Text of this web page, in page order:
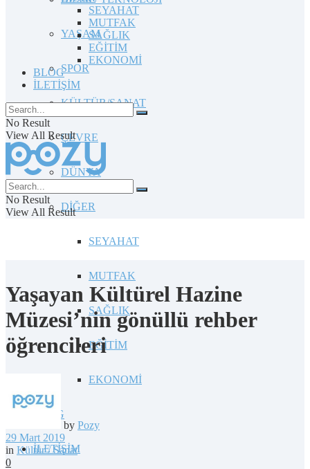
YAŞAM
SPOR
KÜLTÜR/SANAT
ÇEVRE
DÜNYA
DİĞER
SEYAHAT
MUTFAK
SAĞLIK
EĞİTİM
EKONOMİ
BLOG
İLETİŞİM
SEYAHAT
MUTFAK
SAĞLIK
EĞİTİM
EKONOMİ
BLOG
İLETİŞİM
No Result
View All Result
No Result
View All Result
Yaşayan Kültürel Hazine
Müzesi’nin gönüllü rehber
öğrencileri
by Pozy
29 Mart 2019
in Kültür / Sanat
0